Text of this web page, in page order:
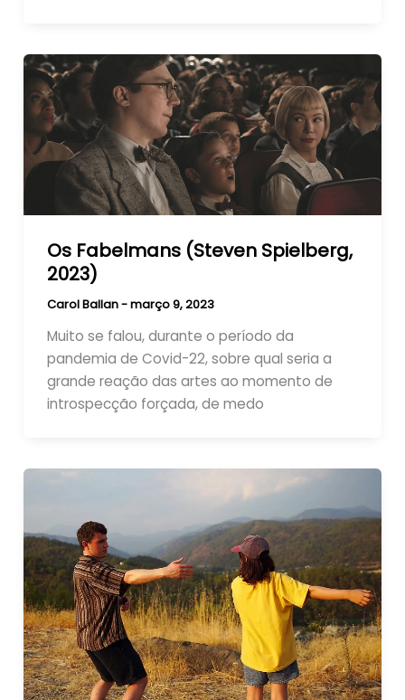
Os Fabelmans (Steven Spielberg,
2023)
Carol Ballan-março 9, 2023
Muito se falou, durante o período da
pandemia de Covid-22, sobre qual seria a
grande reação das artes ao momento de
introspecção forçada, de medo